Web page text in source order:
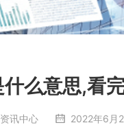
么意思,看
资讯中心 2022年6月